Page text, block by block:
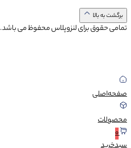
برگشت به بالا
تمامی حقوق برای لنزوپلاس محفوظ می باشد.
صفحه‌اصلی
محصولات
0